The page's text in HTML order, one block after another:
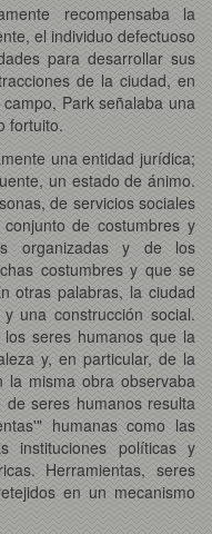
recompensaba la
el individuo defectuoso
para desarrollar sus
de la ciudad, en
Park señalaba una
fortuito.
una entidad jurídica;
un estado de ánimo.
de servicios sociales
de costumbres y
organizadas y de los
costumbres y que se
otras palabras, la ciudad
una construcción social.
seres humanos que la
y, en particular, de la
la misma obra observaba
seres humanos resulta
humanas como las
instituciones políticas y
Herramientas, seres
en un mecanismo